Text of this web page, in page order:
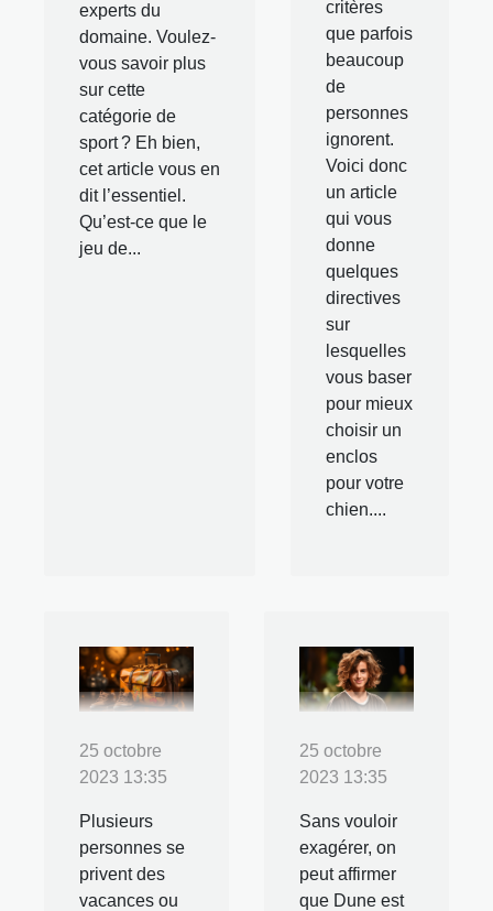
experts du
domaine. Voulez-
vous savoir plus
sur cette
catégorie de
sport ? Eh bien,
cet article vous en
dit l’essentiel.
Qu’est-ce que le
jeu de...
critères
que parfois
beaucoup
de
personnes
ignorent.
Voici donc
un article
qui vous
donne
quelques
directives
sur
lesquelles
vous baser
pour mieux
choisir un
enclos
pour votre
chien....
25 octobre
2023 13:35
Plusieurs
personnes se
privent des
vacances ou
25 octobre
2023 13:35
Sans vouloir
exagérer, on
peut affirmer
que Dune est